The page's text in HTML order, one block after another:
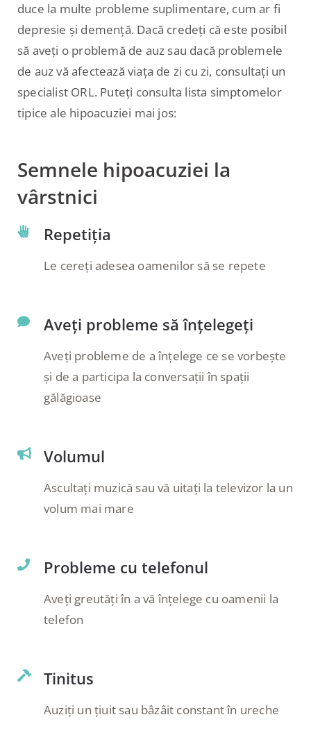
duce la multe probleme suplimentare, cum ar fi
depresie și demență. Dacă credeți că este posibil
să aveți o problemă de auz sau dacă problemele
de auz vă afectează viața de zi cu zi, consultați un
specialist ORL. Puteți consulta lista simptomelor
tipice ale hipoacuziei mai jos:
Semnele hipoacuziei la
vârstnici
Repetiția
Le cereți adesea oamenilor să se repete
Aveți probleme să înțelegeți
Aveți probleme de a înțelege ce se vorbește
și de a participa la conversații în spații
gălăgioase
Volumul
Ascultați muzică sau vă uitați la televizor la un
volum mai mare
Probleme cu telefonul
Aveți greutăți în a vă înțelege cu oamenii la
telefon
Tinitus
Auziți un țiuit sau bâzâit constant în ureche